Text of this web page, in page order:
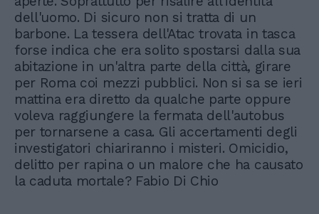
dell'uomo. Di sicuro non si tratta di un
barbone. La tessera dell'Atac trovata in tasca
forse indica che era solito spostarsi dalla sua
abitazione in un'altra parte della città, girare
per Roma coi mezzi pubblici. Non si sa se ieri
mattina era diretto da qualche parte oppure
voleva raggiungere la fermata dell'autobus
per tornarsene a casa. Gli accertamenti degli
investigatori chiariranno i misteri. Omicidio,
delitto per rapina o un malore che ha causato
la caduta mortale? Fabio Di Chio